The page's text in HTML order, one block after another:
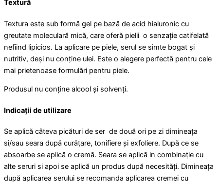
Textură
Textura este sub formă gel pe bază de acid hialuronic cu
greutate moleculară mică, care oferă pielii o senzație catifelată
nefiind lipicios. La aplicare pe piele, serul se simte bogat și
nutritiv, deși nu conține ulei. Este o alegere perfectă pentru cele
mai prietenoase formulări pentru piele.
Produsul nu conține alcool și solvenți.
Indicații de utilizare
Se aplică câteva picături de ser de două ori pe zi dimineața
si/sau seara după curățare, tonifiere și exfoliere. După ce se
absoarbe se aplică o cremă. Seara se aplică in combinație cu
alte seruri si apoi se aplică un produs după necesități. Dimineața
după aplicarea serului se recomanda aplicarea cremei cu